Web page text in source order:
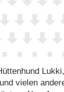
vielen